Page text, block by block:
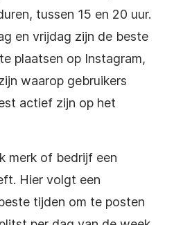
tussen 15 en 20 uur.
en vrijdag zijn de beste
plaatsen op Instagram,
waarop gebruikers
actief zijn op het
merk of bedrijf een
Hier volgt een
tijden om te posten